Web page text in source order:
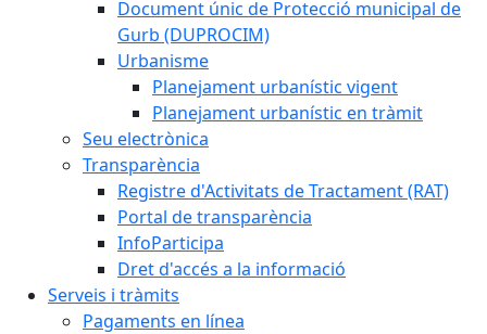
Document únic de Protecció municipal de
Gurb (DUPROCIM)
Urbanisme
Planejament urbanístic vigent
Planejament urbanístic en tràmit
Seu electrònica
Transparència
Registre d'Activitats de Tractament (RAT)
Portal de transparència
InfoParticipa
Dret d'accés a la informació
Serveis i tràmits
Pagaments en línea